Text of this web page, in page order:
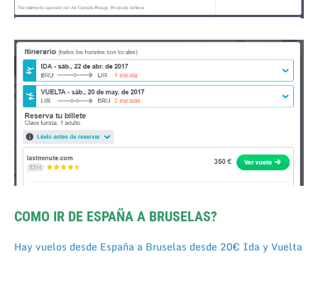
COMO IR DE ESPAÑA A BRUSELAS?
Hay vuelos desde España a Bruselas desde 20€ Ida y Vuelta